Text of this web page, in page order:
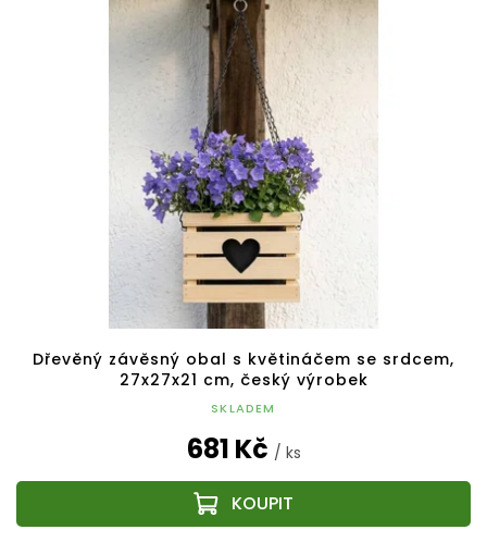
Dřevěný závěsný obal s květináčem se srdcem,
27x27x21 cm, český výrobek
SKLADEM
681 Kč / ks